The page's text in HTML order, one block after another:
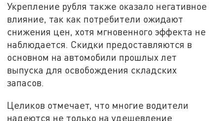
Укрепление рубля также оказало негативное
влияние, так как потребители ожидают
снижения цен, хотя мгновенного эффекта не
наблюдается. Скидки предоставляются в
основном на автомобили прошлых лет
выпуска для освобождения складских
запасов.
Целиков отмечает, что многие водители
надеются не только на удешевление